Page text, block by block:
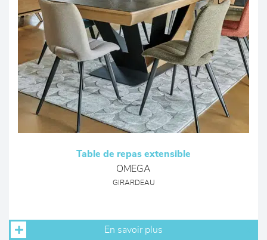
Table de repas extensible
OMEGA
GIRARDEAU
En savoir plus